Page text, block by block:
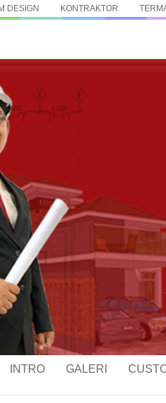
DESIGN KONTRAKTOR
INTRO GALERI